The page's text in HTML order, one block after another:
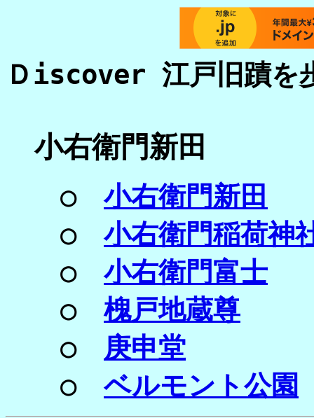
Ｄiscover 江戸旧蹟を
小右衛門新田
○小右衛門新田
○小右衛門稲荷神
○小右衛門富士
○槐戸地蔵尊
○ 庚申堂
○ ベルモント公園